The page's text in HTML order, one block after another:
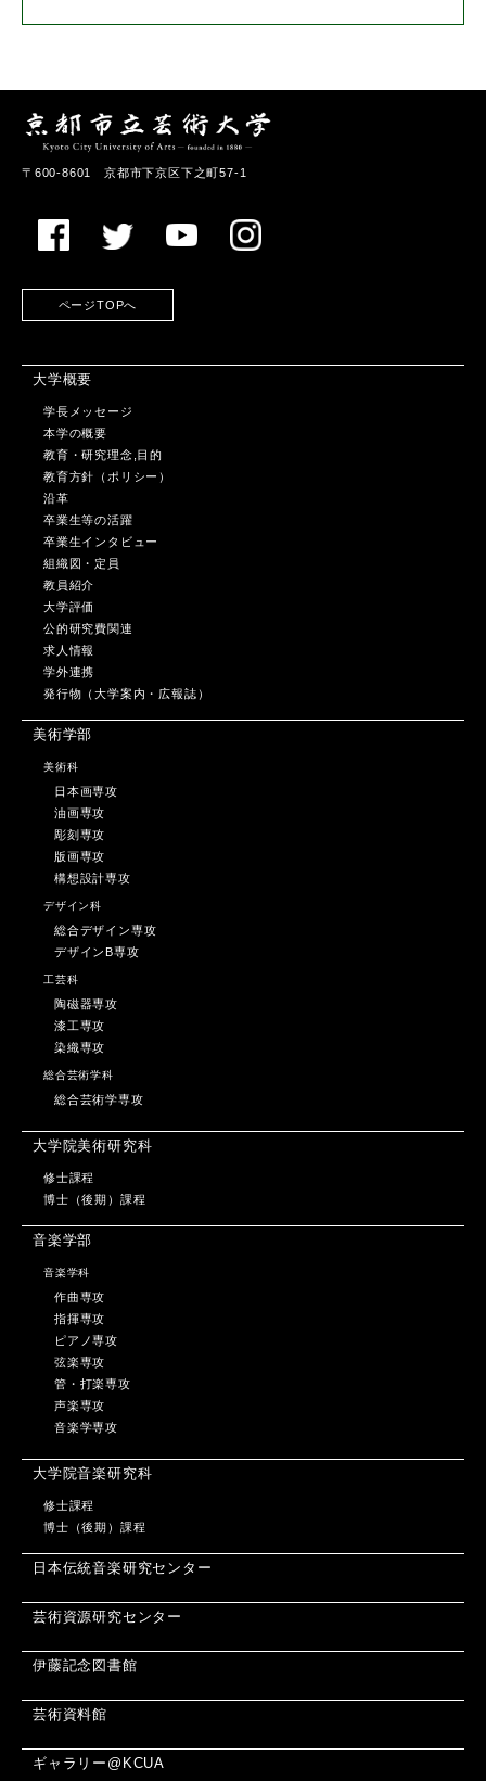
〒600-8601 京都市下京区下之町57-1
ページTOPへ
大学概要
学長メッセージ
本学の概要
教育・研究理念,目的
教育方針（ポリシー）
沿革
卒業生等の活躍
卒業生インタビュー
組織図・定員
教員紹介
大学評価
公的研究費関連
求人情報
学外連携
発行物（大学案内・広報誌）
美術学部
美術科
日本画専攻
油画専攻
彫刻専攻
版画専攻
構想設計専攻
デザイン科
総合デザイン専攻
デザインB専攻
工芸科
陶磁器専攻
漆工専攻
染織専攻
総合芸術学科
総合芸術学専攻
大学院美術研究科
修士課程
博士（後期）課程
音楽学部
音楽学科
作曲専攻
指揮専攻
ピアノ専攻
弦楽専攻
管・打楽専攻
声楽専攻
音楽学専攻
大学院音楽研究科
修士課程
博士（後期）課程
日本伝統音楽研究センター
芸術資源研究センター
伊藤記念図書館
芸術資料館
ギャラリー@KCUA